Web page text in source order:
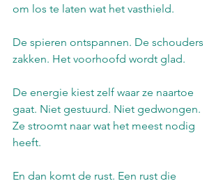
om los te laten wat het vasthield.
De spieren ontspannen. De schouders
zakken. Het voorhoofd wordt glad.
De energie kiest zelf waar ze naartoe
gaat. Niet gestuurd. Niet gedwongen.
Ze stroomt naar wat het meest nodig
heeft.
En dan komt de rust. Een rust die